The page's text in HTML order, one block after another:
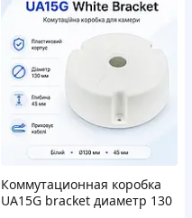
Коммутационная коробка
UA15G bracket диаметр 130